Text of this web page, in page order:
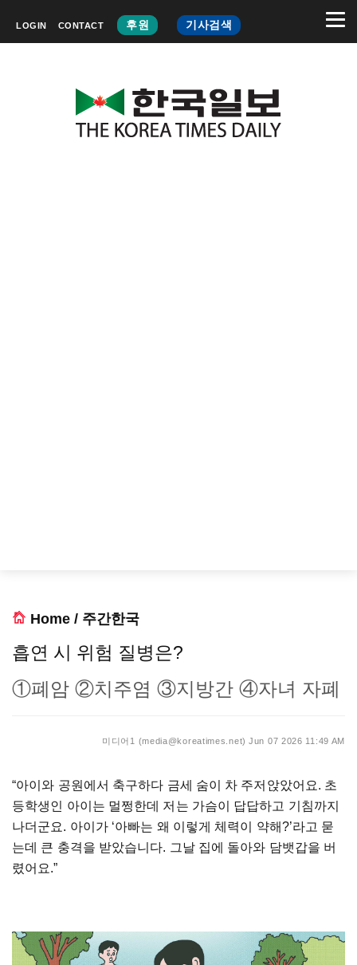
LOGIN CONTACT 후원 기사검색
Home / 주간한국
흡연 시 위험 질병은?
①폐암 ②치주염 ③지방간 ④자녀 자폐
미디어1 (media@koreatimes.net) Jun 07 2026 11:49 AM
“아이와 공원에서 축구하다 금세 숨이 차 주저앉았어요. 초
등학생인 아이는 멀쩡한데 저는 가슴이 답답하고 기침까지
나더군요. 아이가 ‘아빠는 왜 이렇게 체력이 약해?’라고 묻
는데 큰 충격을 받았습니다. 그날 집에 돌아와 담뱃갑을 버
렸어요.”